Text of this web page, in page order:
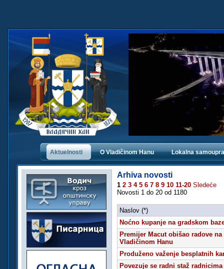
Aktuelnosti O Vladičinom Hanu Lokalna
Arhiva novosti
1 2 3 4 5 6 7 8 9 10 11-20 Sledeće
Novosti 1 do 20 od 1180
Naslov (*)
Noćno kupanje na gradskom
Premijer Macut obišao radove
Vladičinom Hanu
Produženo važenje besplatnih
Povezuje se radni staž radnicima